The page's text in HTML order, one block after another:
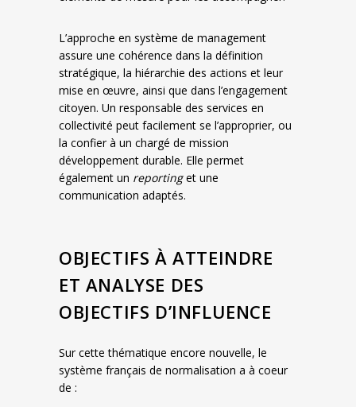
L’approche en système de management
assure une cohérence dans la définition
stratégique, la hiérarchie des actions et leur
mise en œuvre, ainsi que dans l’engagement
citoyen. Un responsable des services en
collectivité peut facilement se l’approprier, ou
la confier à un chargé de mission
développement durable. Elle permet
également un reportinget une
communication adaptés.
OBJECTIFS À ATTEINDRE
ET ANALYSE DES
OBJECTIFS D’INFLUENCE
Sur cette thématique encore nouvelle, le
système français de normalisation a à coeur
de :